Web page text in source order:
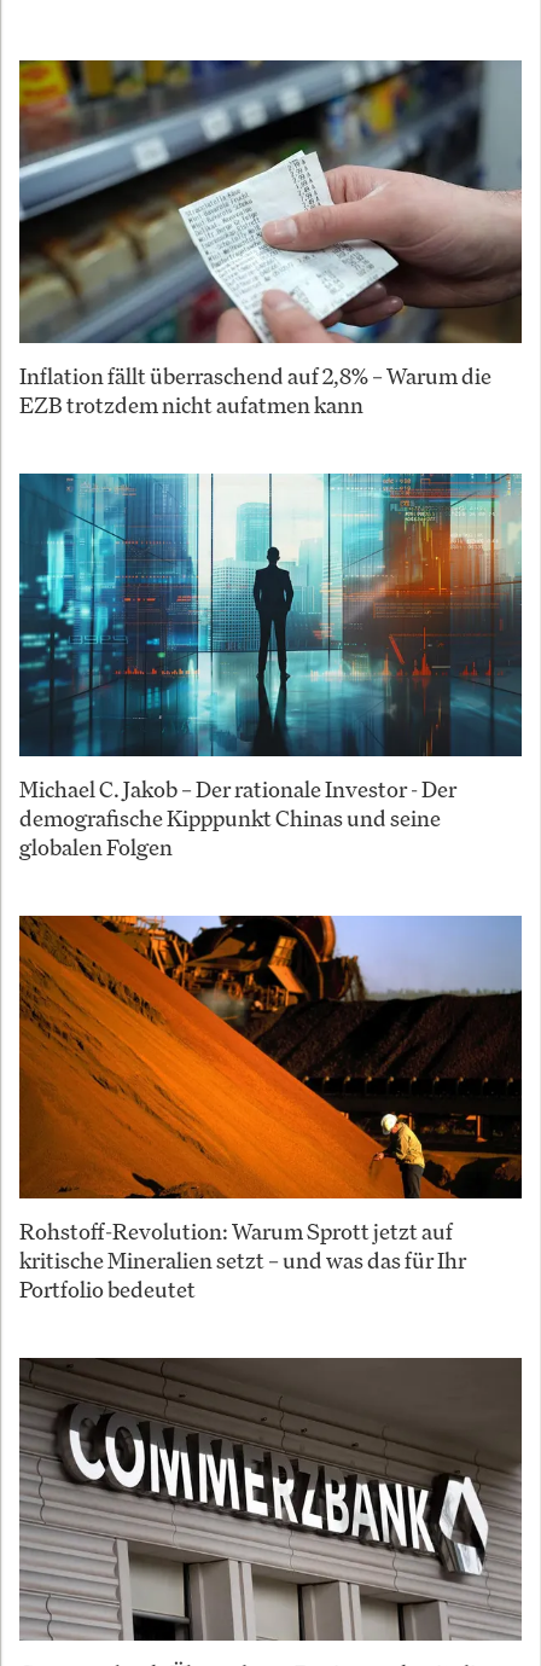
Inflation fällt überraschend auf 2,8% – Warum die
EZB trotzdem nicht aufatmen kann
Michael C. Jakob – Der rationale Investor - Der
demografische Kipppunkt Chinas und seine
globalen Folgen
Rohstoff-Revolution: Warum Sprott jetzt auf
kritische Mineralien setzt – und was das für Ihr
Portfolio bedeutet